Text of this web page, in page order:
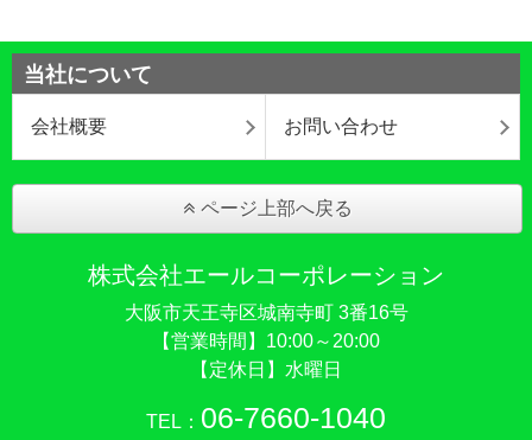
当社について
会社概要 お問い合わせ
ページ上部へ戻る
株式会社エールコーポレーション
大阪市天王寺区城南寺町 3番16号
【営業時間】10:00～20:00
【定休日】水曜日
TEL： 06-7660-1040